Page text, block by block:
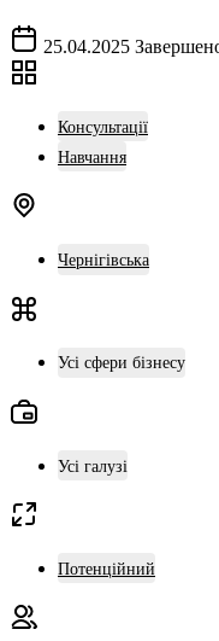
25.04.2025
Консультації
Навчання
Чернігівська
Усі сфери бізнесу
Усі галузі
Потенційний